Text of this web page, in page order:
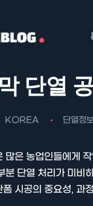
단열
KOREA 단열정
많은 농업인들에게
분 단열 처리가 미비
폼 시공의 중요성, 과